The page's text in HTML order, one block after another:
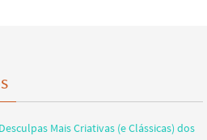
Mais Criativas (e Clássicas) dos